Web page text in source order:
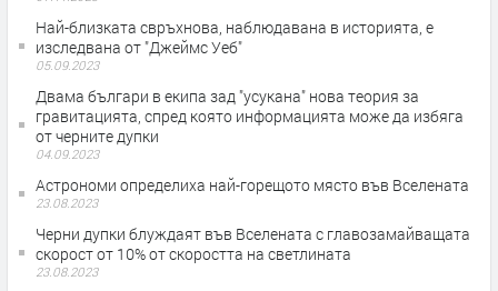
Най-близката свръхнова, наблюдавана в историята, е
изследвана от "Джеймс Уеб"
05.09.2023
Двама българи в екипа зад "усукана" нова теория за
гравитацията, спред която информацията може да избяга
от черните дупки
04.09.2023
Астрономи определиха най-горещото място във Вселената
23.08.2023
Черни дупки блуждаят във Вселената с главозамайващата
скорост от 10% от скоростта на светлината
23.08.2023